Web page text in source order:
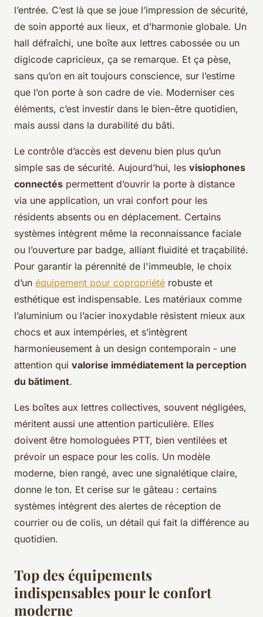
l’entrée. C’est là que se joue l’impression de sécurité,
de soin apporté aux lieux, et d’harmonie globale. Un
hall défraîchi, une boîte aux lettres cabossée ou un
digicode capricieux, ça se remarque. Et ça pèse,
sans qu’on en ait toujours conscience, sur l’estime
que l’on porte à son cadre de vie. Moderniser ces
éléments, c’est investir dans le bien-être quotidien,
mais aussi dans la durabilité du bâti.
Le contrôle d’accès est devenu bien plus qu’un
simple sas de sécurité. Aujourd’hui, les visiophones
connectés permettent d’ouvrir la porte à distance
via une application, un vrai confort pour les
résidents absents ou en déplacement. Certains
systèmes intègrent même la reconnaissance faciale
ou l’ouverture par badge, alliant fluidité et traçabilité.
Pour garantir la pérennité de l'immeuble, le choix
d’un équipement pour copropriété robuste et
esthétique est indispensable. Les matériaux comme
l’aluminium ou l’acier inoxydable résistent mieux aux
chocs et aux intempéries, et s’intègrent
harmonieusement à un design contemporain - une
attention qui valorise immédiatement la perception
du bâtiment.
Les boîtes aux lettres collectives, souvent négligées,
méritent aussi une attention particulière. Elles
doivent être homologuées PTT, bien ventilées et
prévoir un espace pour les colis. Un modèle
moderne, bien rangé, avec une signalétique claire,
donne le ton. Et cerise sur le gâteau : certains
systèmes intègrent des alertes de réception de
courrier ou de colis, un détail qui fait la différence au
quotidien.
Top des équipements
indispensables pour le confort
moderne